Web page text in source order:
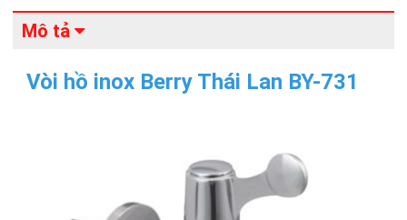
Mô tả
Vòi hồ inox Berry Thái Lan BY-731